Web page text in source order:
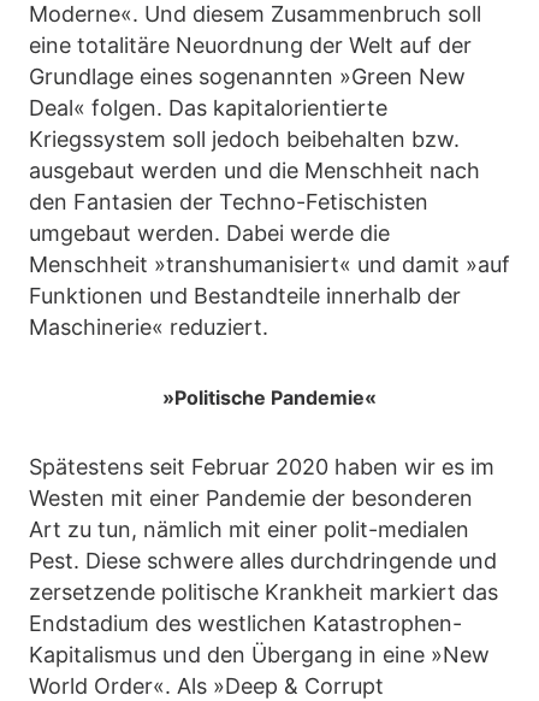
Moderne«. Und diesem Zusammenbruch soll
eine totalitäre Neuordnung der Welt auf der
Grundlage eines sogenannten »Green New
Deal« folgen. Das kapitalorientierte
Kriegssystem soll jedoch beibehalten bzw.
ausgebaut werden und die Menschheit nach
den Fantasien der Techno-Fetischisten
umgebaut werden. Dabei werde die
Menschheit »transhumanisiert« und damit »auf
Funktionen und Bestandteile innerhalb der
Maschinerie« reduziert.
»Politische Pandemie«
Spätestens seit Februar 2020 haben wir es im
Westen mit einer Pandemie der besonderen
Art zu tun, nämlich mit einer polit-medialen
Pest. Diese schwere alles durchdringende und
zersetzende politische Krankheit markiert das
Endstadium des westlichen Katastrophen-
Kapitalismus und den Übergang in eine »New
World Order«. Als »Deep & Corrupt